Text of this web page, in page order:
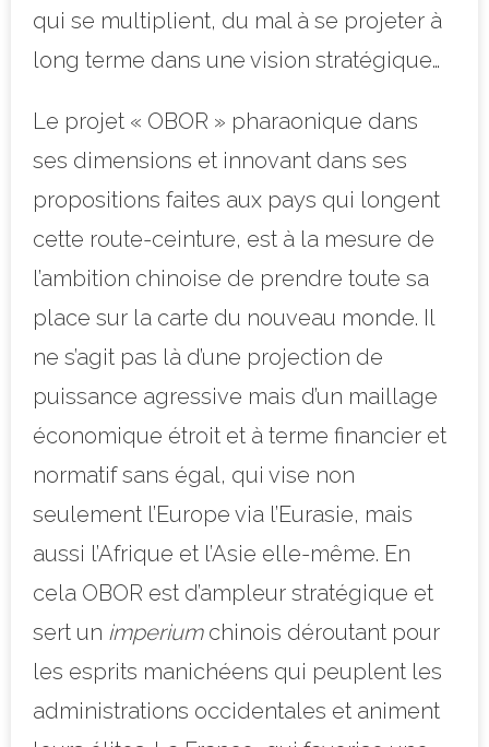
qui se multiplient, du mal à se projeter à
long terme dans une vision stratégique…
Le projet « OBOR » pharaonique dans
ses dimensions et innovant dans ses
propositions faites aux pays qui longent
cette route-ceinture, est à la mesure de
l’ambition chinoise de prendre toute sa
place sur la carte du nouveau monde. Il
ne s’agit pas là d’une projection de
puissance agressive mais d’un maillage
économique étroit et à terme financier et
normatif sans égal, qui vise non
seulement l’Europe via l’Eurasie, mais
aussi l’Afrique et l’Asie elle-même. En
cela OBOR est d’ampleur stratégique et
sert un imperiumchinois déroutant pour
les esprits manichéens qui peuplent les
administrations occidentales et animent